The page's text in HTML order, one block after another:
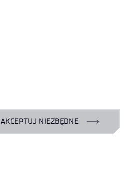
AKCEPTUJ NIEZBĘDNE